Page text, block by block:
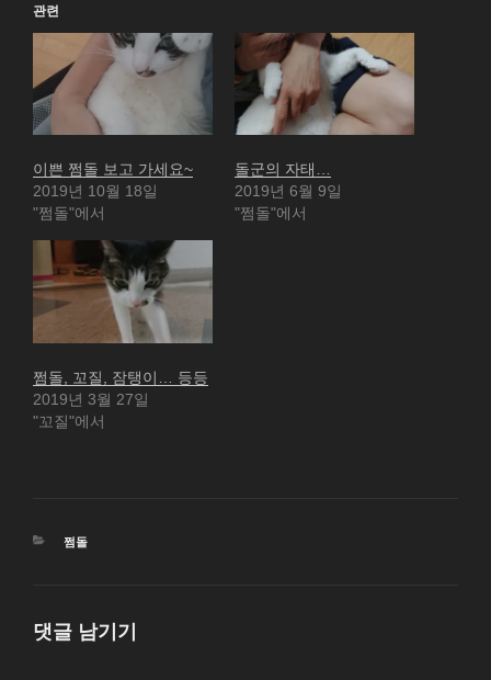
관련
이쁜 쩜돌 보고 가세요~
2019년 10월 18일
"쩜돌"에서
돌군의 자태…
2019년 6월 9일
"쩜돌"에서
쩜돌, 꼬질, 잠탱이… 등등
2019년 3월 27일
"꼬질"에서
카
쩜돌
댓글 남기기